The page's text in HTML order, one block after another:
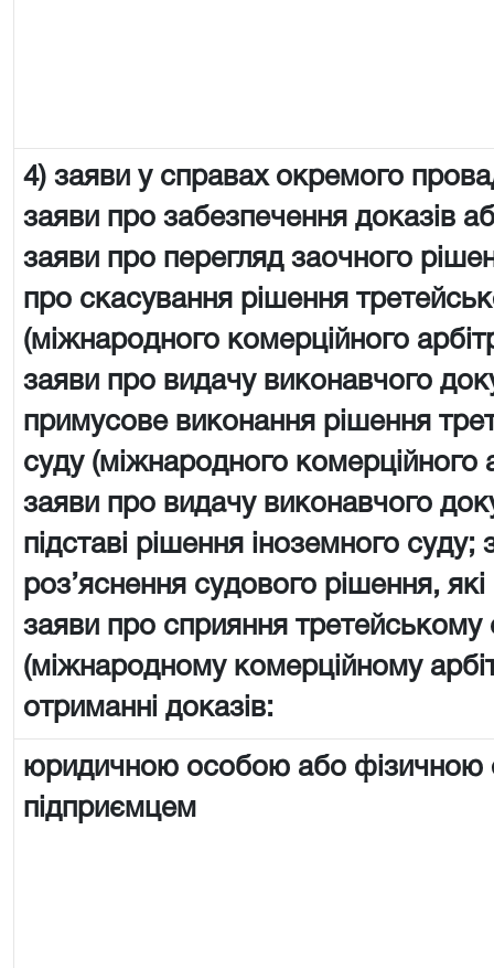
4) заяви у справах окремого
заяви про забезпечення доказів
заяви про перегляд заочного
про скасування рішення
(міжнародного комерційного
заяви про видачу виконавчого
примусове виконання рішення
суду (міжнародного комерційного
заяви про видачу виконавчого
підставі рішення іноземного суду;
роз’яснення судового рішення,
заяви про сприяння третейському
(міжнародному комерційному
отриманні доказів:
юридичною особою або
підприємцем